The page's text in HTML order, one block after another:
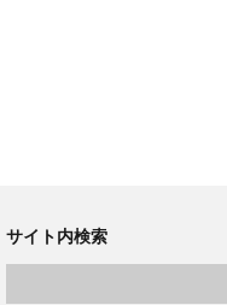
サイト内検索